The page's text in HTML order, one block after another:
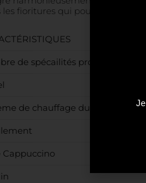
les fioritures qui pourraient vous
de spécailités programmable
de chauffage du bloc
Cappuccino